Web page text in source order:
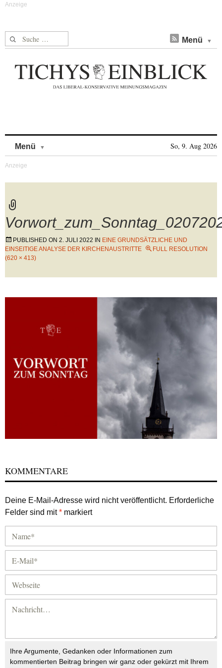
Suche nach: Menü
Menü So, 9. Aug 2026
PUBLISHED ON 2. JULI 2022 IN EINE GRUNDSÄTZLICHE UND
EINSEITIGE ANALYSE DER KIRCHENAUSTRITTE
FULL RESOLUTION
(620 × 413)
KOMMENTARE
Deine E-Mail-Adresse wird nicht veröffentlicht. Erforderliche
Felder sind mit* markiert
Ihre Argumente, Gedanken oder Informationen zum
kommentierten Beitrag bringen wir ganz oder gekürzt mit Ihrem